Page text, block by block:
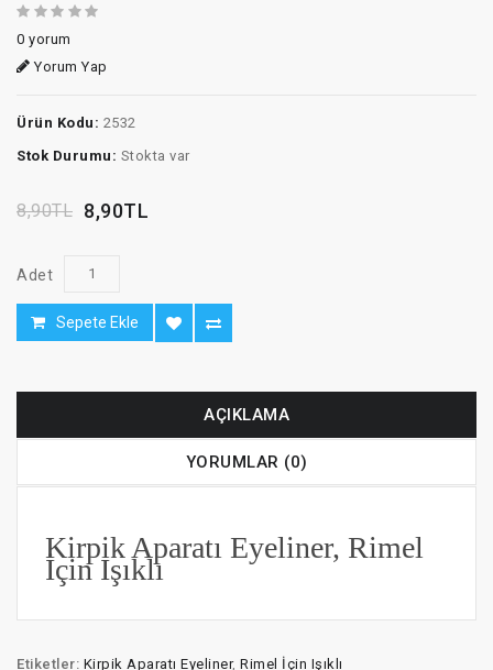
0 yorum
Yorum Yap
Ürün Kodu: 2532
Stok Durumu: Stokta var
8,90TL 8,90TL
Adet
Sepete Ekle
AÇIKLAMA
YORUMLAR (0)
Kirpik Aparatı Eyeliner, Rimel
İçin Işıklı
Etiketler: Kirpik Aparatı Eyeliner, Rimel İçin Işıklı